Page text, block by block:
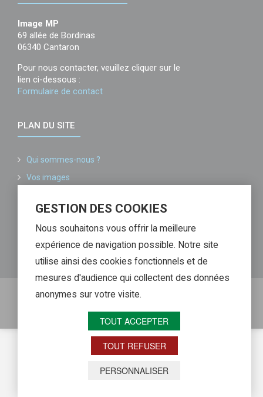
Image MP
69 allée de Bordinas
06340 Cantaron
Pour nous contacter, veuillez cliquer sur le
lien ci-dessous :
Formulaire de contact
PLAN DU SITE
Qui sommes-nous ?
Vos images
Informations légales
Liste de nos partenaires
Contactez-nous
Copyright @ Image MP - Reproduction interdite sans
Retour haut de page
GESTION DES COOKIES
Nous souhaitons vous offrir la meilleure
expérience de navigation possible. Notre site
utilise ainsi des cookies fonctionnels et de
mesures d'audience qui collectent des données
anonymes sur votre visite.
TOUT ACCEPTER
TOUT REFUSER
PERSONNALISER